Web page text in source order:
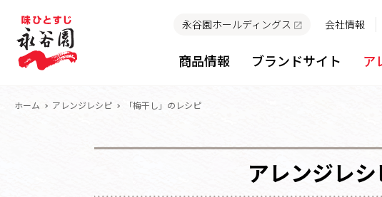
永谷園ホールディングス 会社情報
商品情報 ブランドサイト ア
ホーム アレンジレシピ 「梅干し」のレシピ
アレンジレ